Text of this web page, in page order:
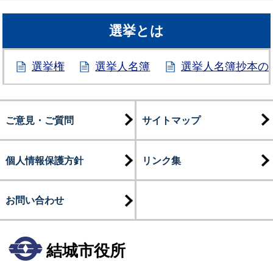
選挙とは
選挙権 選挙人名簿 選挙人名簿抄本の
ご意見・ご質問 サイトマップ
個人情報保護方針 リンク集
お問い合わせ
結城市役所